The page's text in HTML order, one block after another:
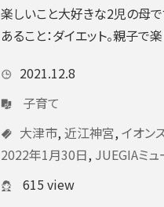
楽しいこと大好きな2児の母で
あること：ダイエット。親子
2021.12.8
子育て
大津市, 近江神宮, イオン
2022年1月30日, JUEGIAミ
615 view